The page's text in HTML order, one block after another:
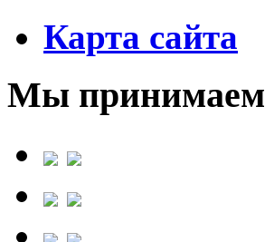
Карта сайта
Мы принимаем